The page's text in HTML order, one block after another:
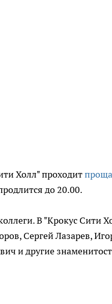
Холл" проходит
до 20.00.
В "Крокус Сити
Сергей Лазарев,
и другие